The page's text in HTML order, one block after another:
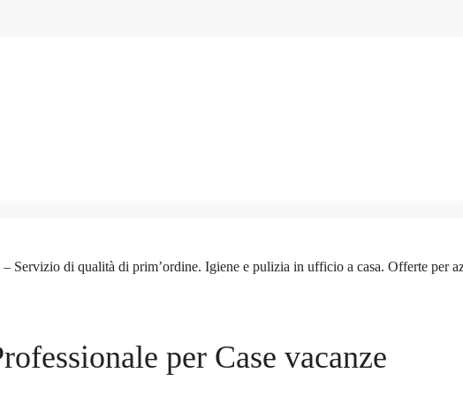
di qualità di prim’ordine. Igiene e pulizia in ufficio a casa. Offerte per
per Case vacanze